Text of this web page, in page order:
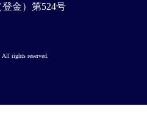
金）第524号
rights reserved.